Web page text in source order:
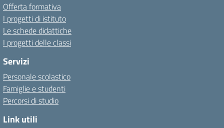
Offerta formativa
I progetti di istituto
Le schede didattiche
I progetti delle classi
Servizi
Personale scolastico
Famiglie e studenti
Percorsi di studio
Link utili